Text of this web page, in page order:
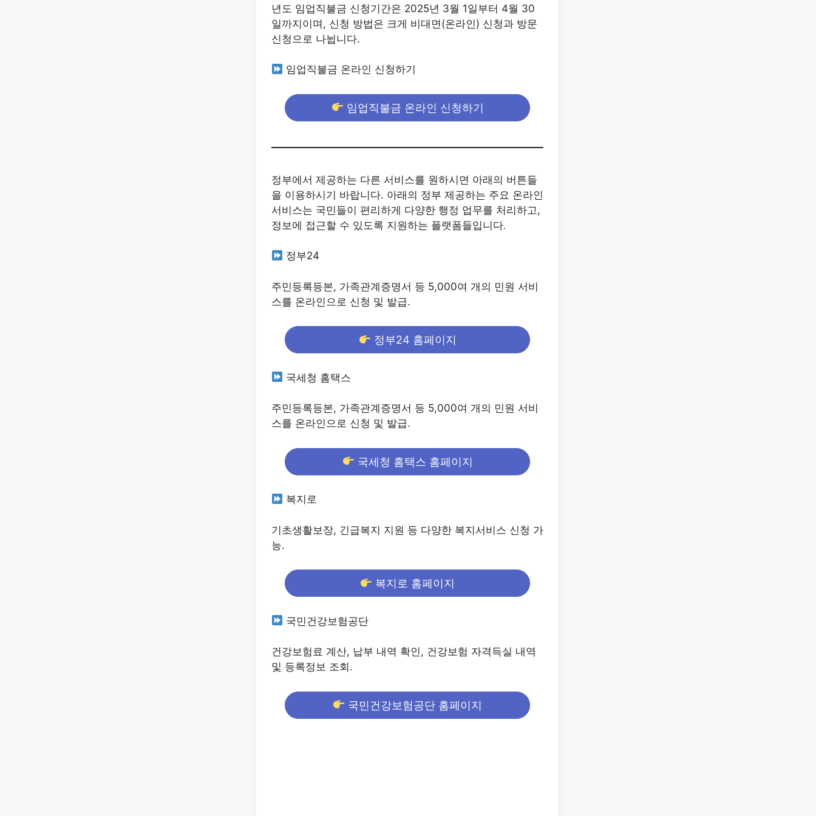
년도 임업직불금 신청기간은 2025년 3월 1일부터 4월 30
일까지이며, 신청 방법은 크게 비대면(온라인) 신청과 방문
신청으로 나뉩니다.
임업직불금 온라인 신청하기
임업직불금 온라인 신청하기
정부에서 제공하는 다른 서비스를 원하시면 아래의 버튼들
을 이용하시기 바랍니다. 아래의 정부 제공하는 주요 온라인
서비스는 국민들이 편리하게 다양한 행정 업무를 처리하고,
정보에 접근할 수 있도록 지원하는 플랫폼들입니다.
정부24
주민등록등본, 가족관계증명서 등 5,000여 개의 민원 서비
스를 온라인으로 신청 및 발급.
정부24 홈페이지
국세청 홈택스
주민등록등본, 가족관계증명서 등 5,000여 개의 민원 서비
스를 온라인으로 신청 및 발급.
국세청 홈택스 홈페이지
복지로
기초생활보장, 긴급복지 지원 등 다양한 복지서비스 신청 가
능.
복지로 홈페이지
국민건강보험공단
건강보험료 계산, 납부 내역 확인, 건강보험 자격득실 내역
및 등록정보 조회.
국민건강보험공단 홈페이지